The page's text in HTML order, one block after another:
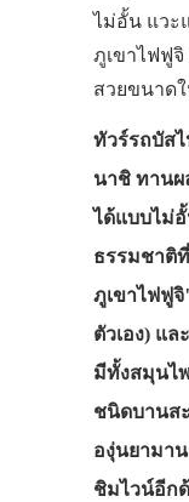
ไม่อั้น แวะ
ภูเขาไฟฟู
สวยขนาด
ทัวร์รถบัส
นาชิ ทานผ
ได้แบบไม่
ธรรมชาติ
ภูเขาไฟฟู
ตัวเอง) แ
มีทั้งสมุนไ
ชนิดบานส
องุ่นยามา
ชิมไวน์อีก